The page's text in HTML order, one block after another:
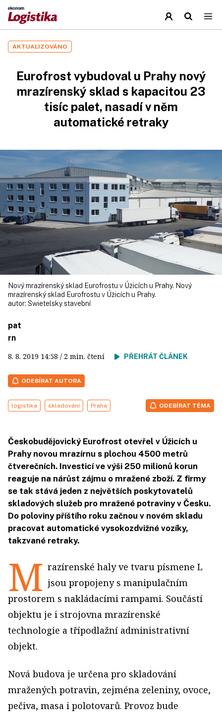
AKTUALIZOVÁNO
Eurofrost vybudoval u Prahy nový
mrazírenský sklad s kapacitou 23
tisíc palet, nasadí v něm
automatické retraky
Nový mrazírenský sklad Eurofrostu v Úžicích u Prahy. Nový
mrazírenský sklad Eurofrostu v Úžicích u Prahy.
autor: Swietelsky stavební
pat
rn
8. 8. 2019 14:58 / 2 min. čtení PŘEHRÁT ČLÁNEK
ODEBÍRAT AUTORA
logistika skladování Praha ODEBÍRAT TÉMA
Českobudějovický Eurofrost otevřel v Úžicích u
Prahy novou mrazírnu s plochou 4500 metrů
čtverečních. Investicí ve výši 250 milionů korun
reaguje na nárůst zájmu o mražené zboží. Z firmy
se tak stává jeden z největších poskytovatelů
skladových služeb pro mražené potraviny v Česku.
Do poloviny příštího roku začnou v novém skladu
pracovat automatické vysokozdvižné vozíky,
takzvané retraky.
M razírenské haly ve tvaru písmene L
jsou propojeny s manipulačním
prostorem s nakládacími rampami. Součástí
objektu je i strojovna mrazírenské
technologie a třípodlažní administrativní
objekt.
Nová budova je určena pro skladování
mražených potravin, zejména zeleniny, ovoce,
pečiva, masa i polotovarů. Provoz bude